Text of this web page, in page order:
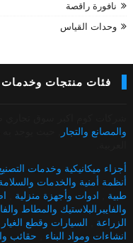
نافورة راقصة
وحدات القياس
فئات منتجات وخدمات
والمصانع والتجار
أجزاء ميكانيكية وخدمات
أنظمة أمنية والخدمات
طبية
ادوات وأجهزة منزلية
والفايبرالبلاستيك والمطاط
الزراعة
السيارات وقطع
انشاءات ومواد البناء
حقائب